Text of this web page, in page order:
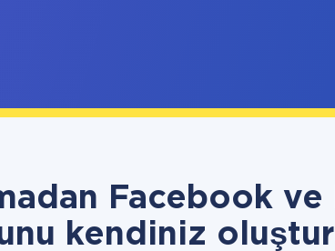
Facebook ve
kendiniz